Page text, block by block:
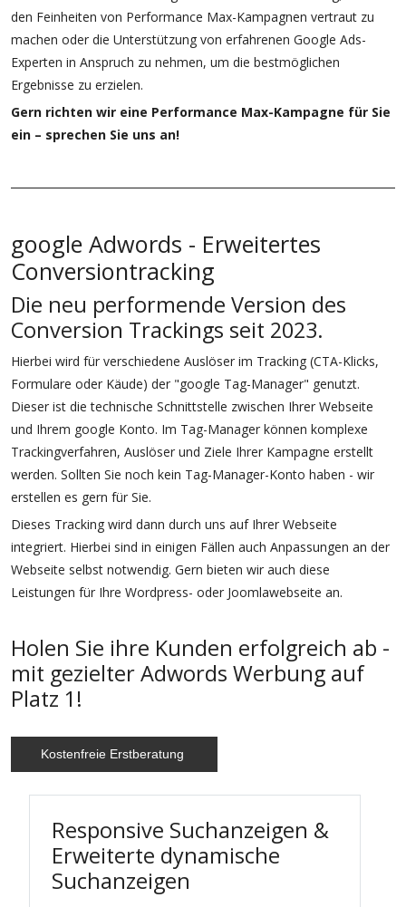
Responsive Suchanzeigen &
Erweiterte dynamische
Suchanzeigen
den Feinheiten von Performance Max-Kampagnen vertraut zu
machen oder die Unterstützung von erfahrenen Google Ads-
Experten in Anspruch zu nehmen, um die bestmöglichen
Ergebnisse zu erzielen.
Gern richten wir eine Performance Max-Kampagne für Sie
ein – sprechen Sie uns an!
google Adwords - Erweitertes
Conversiontracking
Die neu performende Version des
Conversion Trackings seit 2023.
Hierbei wird für verschiedene Auslöser im Tracking (CTA-Klicks,
Formulare oder Käude) der "google Tag-Manager" genutzt.
Dieser ist die technische Schnittstelle zwischen Ihrer Webseite
und Ihrem google Konto. Im Tag-Manager können komplexe
Trackingverfahren, Auslöser und Ziele Ihrer Kampagne erstellt
werden. Sollten Sie noch kein Tag-Manager-Konto haben - wir
erstellen es gern für Sie.
Dieses Tracking wird dann durch uns auf Ihrer Webseite
integriert. Hierbei sind in einigen Fällen auch Anpassungen an der
Webseite selbst notwendig. Gern bieten wir auch diese
Leistungen für Ihre Wordpress- oder Joomlawebseite an.
Holen Sie ihre Kunden erfolgreich ab -
mit gezielter Adwords Werbung auf
Platz 1!
Kostenfreie Erstberatung